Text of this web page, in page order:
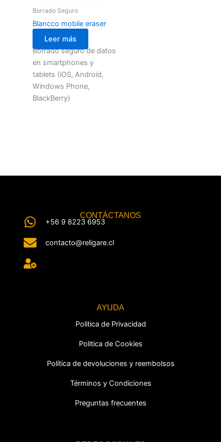
Borrado Seguro
Blancco mobile eraser
Leer más
Borrado seguro de datos
en smartphones y
tablets (iOS, Android,
Windows Phone,
BlackBerry)
CONTÁCTANOS
+56 9 8223 6953
contacto@religare.cl
AYUDA
Politica de Privacidad
Politica de Cookies
Política de devoluciones y reembolsos
Términos y Condiciones
Preguntas frecuentes